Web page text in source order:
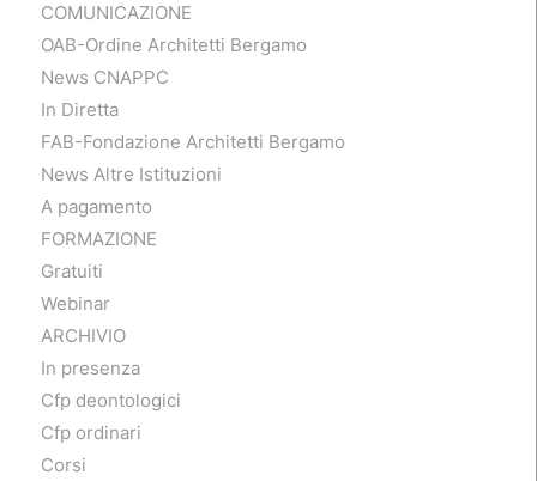
COMUNICAZIONE
OAB-Ordine Architetti Bergamo
News CNAPPC
In Diretta
FAB-Fondazione Architetti Bergamo
News Altre Istituzioni
A pagamento
FORMAZIONE
Gratuiti
Webinar
ARCHIVIO
In presenza
Cfp deontologici
Cfp ordinari
Corsi